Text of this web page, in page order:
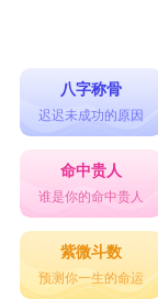
八字称骨
迟迟未成功的原因
命中贵人
谁是你的命中贵人
紫微斗数
预测你一生的命运